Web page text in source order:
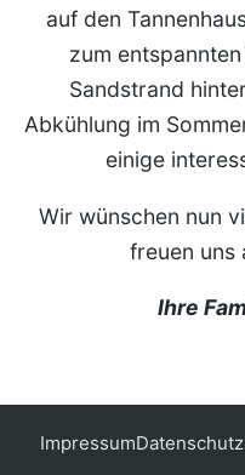
auf den
zum
Sandstrand
Abkühlung im
einige
Wir wünschen nun
freuen uns
Ihre
ImpressumDatenschutz